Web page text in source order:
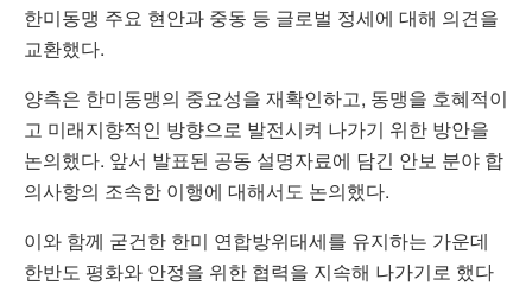
한미동맹 주요 현안과 중동 등 글로벌 정세에 대해 의견을
교환했다.
양측은 한미동맹의 중요성을 재확인하고, 동맹을 호혜적이
고 미래지향적인 방향으로 발전시켜 나가기 위한 방안을
논의했다. 앞서 발표된 공동 설명자료에 담긴 안보 분야 합
의사항의 조속한 이행에 대해서도 논의했다.
이와 함께 굳건한 한미 연합방위태세를 유지하는 가운데
한반도 평화와 안정을 위한 협력을 지속해 나가기로 했다